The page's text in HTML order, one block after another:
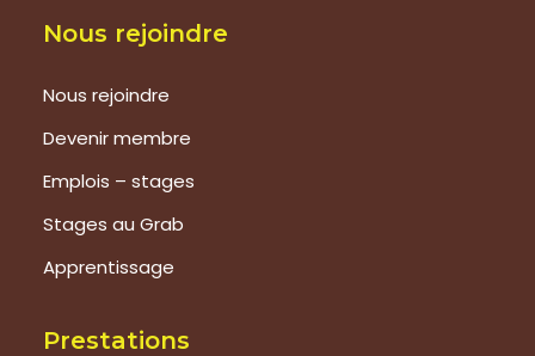
Nous rejoindre
Nous rejoindre
Devenir membre
Emplois – stages
Stages au Grab
Apprentissage
Prestations